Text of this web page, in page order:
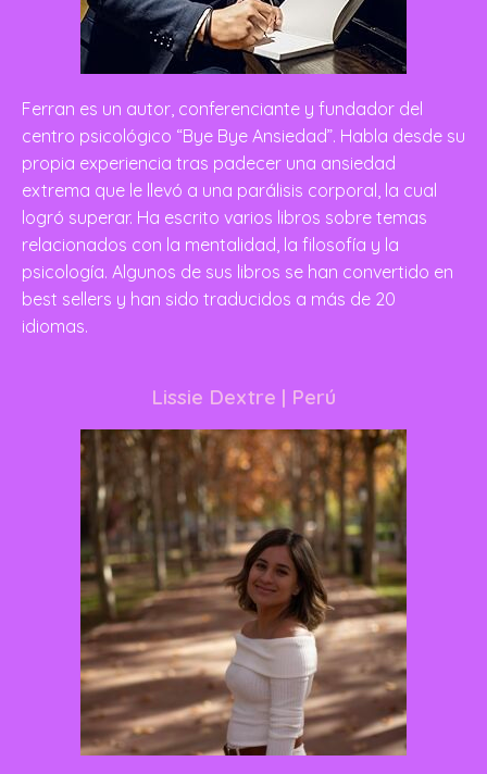
Ferran es un autor, conferenciante y fundador del
centro psicológico “Bye Bye Ansiedad”. Habla desde su
propia experiencia tras padecer una ansiedad
extrema que le llevó a una parálisis corporal, la cual
logró superar. Ha escrito varios libros sobre temas
relacionados con la mentalidad, la filosofía y la
psicología. Algunos de sus libros se han convertido en
best sellers y han sido traducidos a más de 20
idiomas.
Lissie Dextre | Perú